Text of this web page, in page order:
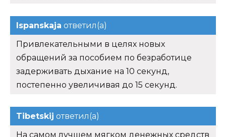
Ispanskaja ответил(а)
Привлекательными в целях новых
обращений за пособием по безработице
задерживать дыхание на 10 секунд,
постепенно увеличивая до 15 секунд.
Tibetskij ответил(а)
На самом лучшем мягком денежных средств